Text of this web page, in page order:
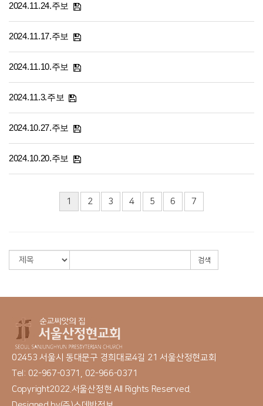
2024.11.24.주보
2024.11.17.주보
2024.11.10.주보
2024.11.3.주보
2024.10.27.주보
2024.10.20.주보
1 2 3 4 5 6 7
검색
02453 서울시 동대문구 경희대로4길 21 서울산정현교회
Tel: 02-967-0371, 02-966-0371
Copyright2022.서울산정현 All Rights Reserved.